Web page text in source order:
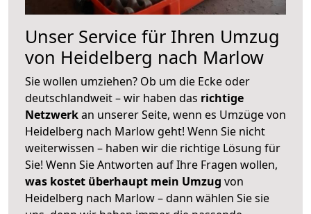
Unser Service für Ihren Umzug
von Heidelberg nach Marlow
Sie wollen umziehen? Ob um die Ecke oder
deutschlandweit – wir haben das richtige
Netzwerkan unserer Seite, wenn es Umzüge von
Heidelberg nach Marlow geht! Wenn Sie nicht
weiterwissen – haben wir die richtige Lösung für
Sie! Wenn Sie Antworten auf Ihre Fragen wollen,
was kostet überhaupt mein Umzug von
Heidelberg nach Marlow – dann wählen Sie sie